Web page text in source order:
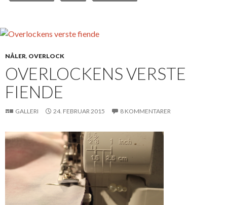
NÅLER, OVERLOCK
OVERLOCKENS VERSTE
FIENDE
GALLERI 24. FEBRUAR 2015 8 KOMMENTARER